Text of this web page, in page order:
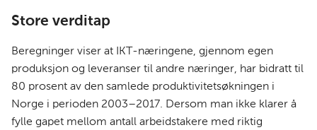
Store verditap
Beregninger viser at IKT-næringene, gjennom egen
produksjon og leveranser til andre næringer, har bidratt til
80 prosent av den samlede produktivitetsøkningen i
Norge i perioden 2003–2017. Dersom man ikke klarer å
fylle gapet mellom antall arbeidstakere med riktig